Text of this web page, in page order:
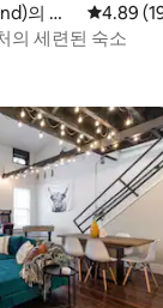
의 콘
평점
4.89
의 세련된 숙소